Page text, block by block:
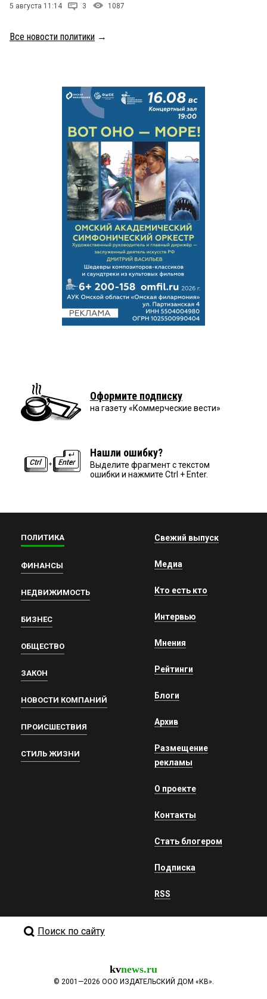
5 августа 11:14 3 1087
Все новости политики →
Оформите подписку
на газету «Коммерческие вести»
Нашли ошибку?
Выделите фрагмент с текстом
ошибки и нажмите Ctrl + Enter.
ПОЛИТИКА
ФИНАНСЫ
НЕДВИЖИМОСТЬ
БИЗНЕС
ОБЩЕСТВО
ЗАКОН
НОВОСТИ КОМПАНИЙ
ПРОИСШЕСТВИЯ
СТИЛЬ ЖИЗНИ
Свежий выпуск
Медиа
Кто есть кто
Интервью
Мнения
Рейтинги
Блоги
Архив
Размещение
рекламы
О проекте
Контакты
Стать блогером
Подписка
RSS
Поиск по сайту
kvnews.ru
© 2001—2026 ООО ИЗДАТЕЛЬСКИЙ ДОМ «КВ».